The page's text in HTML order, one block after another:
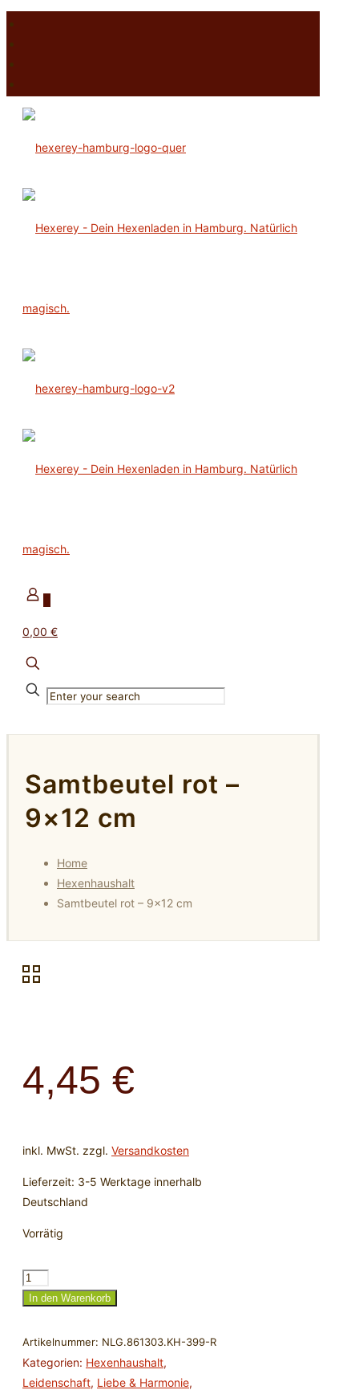
0,00 €
Samtbeutel rot –
9×12 cm
Home
Hexenhaushalt
Samtbeutel rot – 9×12 cm
4,45 €
inkl. MwSt. zzgl. Versandkosten
Lieferzeit: 3-5 Werktage innerhalb
Deutschland
Vorrätig
Samtbeutel
rot
9x12
cm
Menge
In den Warenkorb
Artikelnummer: NLG.861303.KH-399-R
Kategorien: Hexenhaushalt,
Leidenschaft, Liebe & Harmonie,